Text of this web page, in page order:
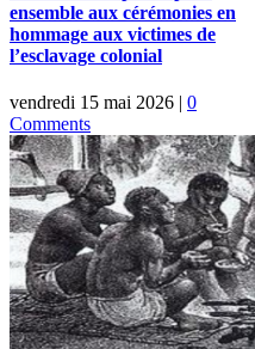
ensemble aux cérémonies en
hommage aux victimes de
l’esclavage colonial
vendredi 15 mai 2026 | 0
Comments